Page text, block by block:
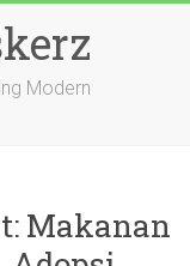
Modern
Makanan